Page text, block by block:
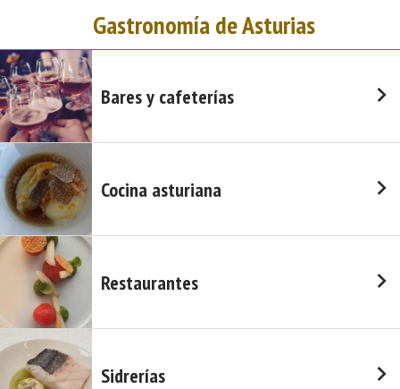
Gastronomía de Asturias
Bares y cafeterías
Cocina asturiana
Restaurantes
Sidrerías